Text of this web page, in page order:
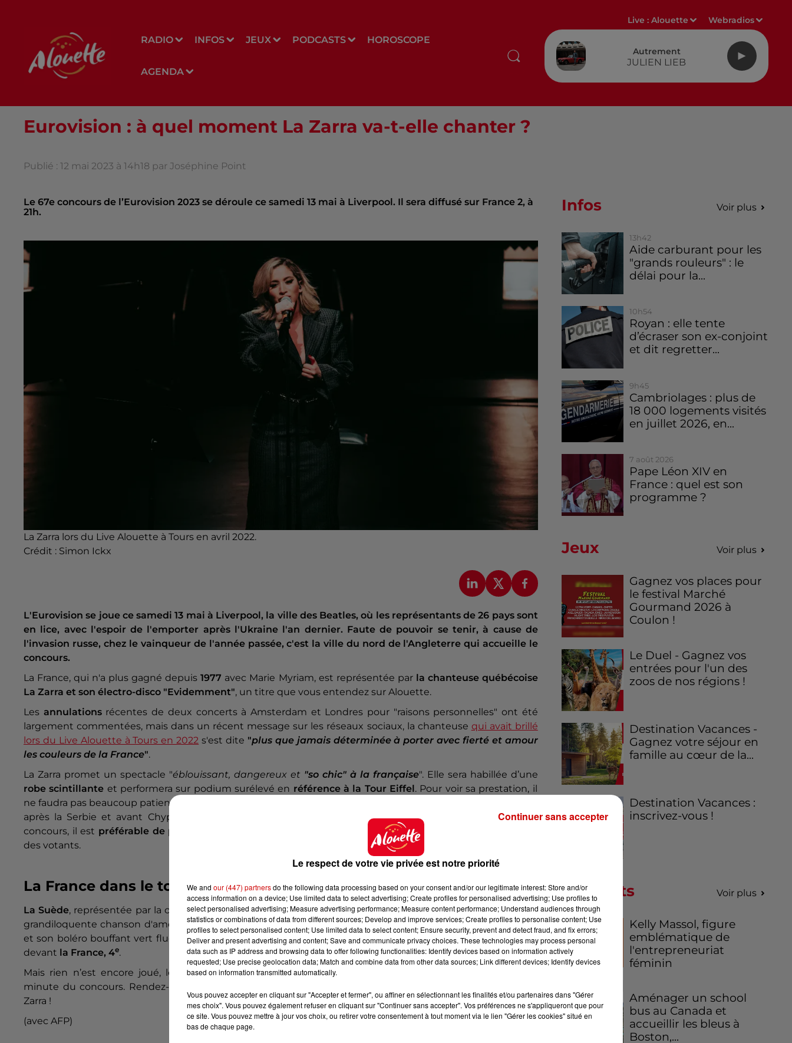
RADIO INFOS JEUX PODCASTS HOROSCOPE
AGENDA
Live :Alouette Webradios
Autrement
JULIEN LIEB
Eurovision : à quel moment La Zarra va-t-elle chanter ?
Publié : 12 mai 2023 à 14h18 par Joséphine Point
Le 67e concours de l’Eurovision 2023 se déroule ce samedi 13 mai à Liverpool. Il sera diffusé sur France 2, à
21h.
La Zarra lors du Live Alouette à Tours en avril 2022.
Crédit : Simon Ickx
L'Eurovision se joue ce samedi 13 mai à Liverpool, la ville des Beatles, où les représentants de 26 pays sont
en lice, avec l'espoir de l'emporter après l'Ukraine l'an dernier. Faute de pouvoir se tenir, à cause de
l'invasion russe, chez le vainqueur de l'année passée, c'est la ville du nord de l'Angleterre qui accueille le
concours.
La France, qui n'a plus gagné depuis1977 avec Marie Myriam, est représentée parla chanteuse québécoise
La Zarra et son électro-disco "Evidemment", un titre que vous entendez sur Alouette.
Les annulations récentes de deux concerts à Amsterdam et Londres pour "raisons personnelles" ont été
largement commentées, mais dans un récent message sur les réseaux sociaux, la chanteuse qui avait brillé
lors du Live Alouette à Tours en 2022 s'est dite "plus que jamais déterminée à porter avec fierté et amour
les couleurs de la France".
La Zarra promet un spectacle "éblouissant, dangereux et "so chic" à la française". Elle sera habillée d’une
robe scintillante et performera sur podium surélevé en référence à la Tour Eiffel. Pour voir sa prestation, il
ne faudra pas beaucoup patienter après le début de l’émission à 21h puisque la France passera en
après la Serbie et avant Chypre. Cette position n’est pas idéale puisque selon les fins connaisseurs du
concours, il est préférable de passer en seconde partie de soirée
pour rester dans la mémoire immédiate
des votants.
La France dans le top 5 des bookmakers
La Suède, représentée par la chanteuse Loreen, déjà victorieuse en 2012, fait figure de favorite avec "Tatoo",
grandiloquente chanson d'amour, devant la Finlande, avec le "Cha Cha Cha" frénétique du chanteur Käärijä
et son boléro bouffant vert fluo. Les bookmakers placent l’Ukraine sur la dernière marche du podium, juste
devant la France, 4e.
Mais rien n’est encore joué, les votes du public pouvant chambouler le classement jusqu’à la dernière
minute du concours. Rendez-vous donc ce samedi 13 mai, à partir de 21h sur France, pour encourager La
Zarra !
(avec AFP)
Infos Voir plus
13h42
Aide carburant pour les
"grands rouleurs" : le
délai pour la...
10h54
Royan : elle tente
d’écraser son ex-conjoint
et dit regretter...
9h45
Cambriolages : plus de
18 000 logements visités
en juillet 2026, en...
7 août 2026
Pape Léon XIV en
France : quel est son
programme ?
Jeux Voir plus
Gagnez vos places pour
le festival Marché
Gourmand 2026 à
Coulon !
Le Duel - Gagnez vos
entrées pour l'un des
zoos de nos régions !
Destination Vacances -
Gagnez votre séjour en
famille au cœur de la...
Destination Vacances :
inscrivez-vous !
Podcasts Voir plus
Kelly Massol, figure
emblématique de
l'entrepreneuriat
féminin
Aménager un school
bus au Canada et
accueillir les bleus à
Boston,...
Le respect de votre vie privée est notre priorité
We and our (447) partnersdo the following data processing based on your consent and/or our legitimate interest: Store and/or
access information on a device; Use limited data to select advertising; Create profiles for personalised advertising; Use profiles to
select personalised advertising; Measure advertising performance; Measure content performance; Understand audiences through
statistics or combinations of data from different sources; Develop and improve services; Create profiles to personalise content; Use
profiles to select personalised content; Use limited data to select content; Ensure security, prevent and detect fraud, and fix errors;
Deliver and present advertising and content; Save and communicate privacy choices. These technologies may process personal
data such as IP address and browsing data to offer following functionalities: Identify devices based on information actively
requested; Use precise geolocation data; Match and combine data from other data sources; Link different devices; Identify devices
based on information transmitted automatically.
Vous pouvez accepter en cliquant sur "Accepter et fermer", ou affiner en sélectionnant les finalités et/ou partenaires dans "Gérer
mes choix". Vous pouvez également refuser en cliquant sur "Continuer sans accepter". Vos préférences ne s'appliqueront que pour
ce site. Vous pouvez mettre à jour vos choix, ou retirer votre consentement à tout moment via le lien "Gérer les cookies" situé en
bas de chaque page.
Continuer sans accepter